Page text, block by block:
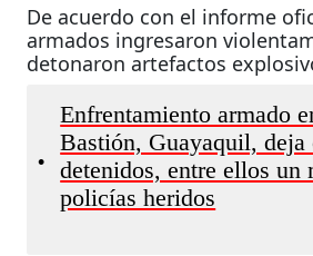
De acuerdo con el informe
armados ingresaron
detonaron artefactos
•
Enfrentamiento armado
Bastión, Guayaquil, deja
detenidos, entre ellos un
policías heridos